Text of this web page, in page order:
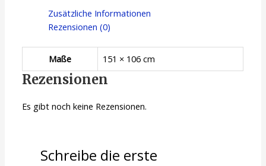
Zusätzliche Informationen
Rezensionen (0)
Maße 151 × 106 cm
Rezensionen
Es gibt noch keine Rezensionen.
Schreibe die erste